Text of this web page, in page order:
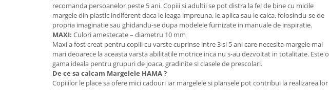
Dezvoltare timpurie
Joc imaginativ
Jucării interactive
Lumini si culori
recomanda persoanelor peste 5 ani. Copiii si adultii se pot distra la fel de bine cu micile
margele din plastic indiferent daca le leaga impreuna, le aplica sau le calca, folosindu-se de
propria imaginatie sau ghidandu-se dupa modelele furnizate in manuale de inspiratie.
MAXI: Culori amestecate – diametru 10 mm
Maxi a fost creat pentru copiii cu varste cuprinse intre 3 si 5 ani care necesita margele mai
mari deoarece la aceasta varsta abilitatile motrice inca nu s-au dezvoltat in totalitate. Este o
gama ideala pentru grupuri de joaca, gradinite si clasele de prescolari.
De ce sa calcam Margelele HAMA ?
Copiiilor le place sa ofere mici cadouri iar margelele si plansele pot contribui la realizarea lor